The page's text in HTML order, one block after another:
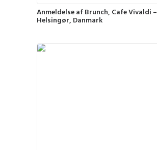
Anmeldelse af Brunch, Cafe Vivaldi –
Helsingør, Danmark